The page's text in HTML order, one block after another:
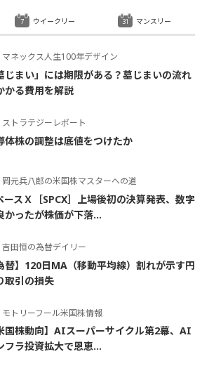
マネックス人生100年デザイン
じまい」には期限がある？墓じまいの流れ
かる費用を解説
ストラテジーレポート
体株の調整は底値をつけたか
岡元兵八郎の米国株マスターへの道
ースＸ［SPCX］上場後初の決算発表、数字
かったが株価が下落...
吉田恒の為替デイリー
替】120日MA（移動平均線）割れが示す円
取引の損失
モトリーフール米国株情報
国株動向】AIスーパーサイクル第2幕、AI
フラ投資拡大で恩恵...
ウイークリー マンスリー